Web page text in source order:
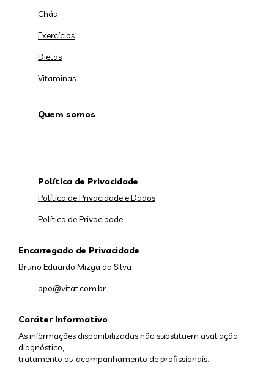
Chás
Exercícios
Dietas
Vitaminas
Quem somos
Caráter Informativo
As informações disponibilizadas não substituem avaliação,
diagnóstico,
tratamento ou acompanhamento de profissionais.
Política de Privacidade
Política de Privacidade e Dados
Política de Privacidade
Encarregado de Privacidade
Bruno Eduardo Mizga da Silva
dpo@vitat.com.br